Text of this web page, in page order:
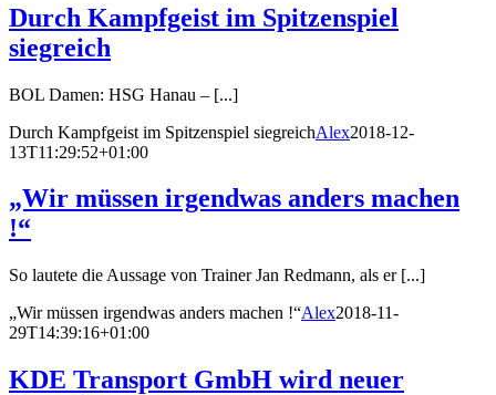
Durch Kampfgeist im Spitzenspiel
siegreich
BOL Damen: HSG Hanau – [...]
Durch Kampfgeist im Spitzenspiel siegreichAlex2018-12-
13T11:29:52+01:00
„Wir müssen irgendwas anders machen
!“
So lautete die Aussage von Trainer Jan Redmann, als er [...]
„Wir müssen irgendwas anders machen !“Alex2018-11-
29T14:39:16+01:00
KDE Transport GmbH wird neuer